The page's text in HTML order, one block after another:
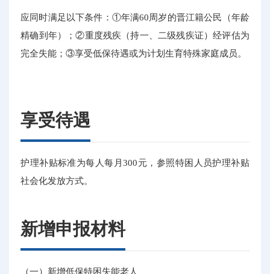
应同时满足以下条件：①年满60周岁的晋江籍公民（年龄
精确到年）；②重度残疾（持一、二级残疾证）经评估为
完全失能；③享受低保待遇或为计划生育特殊家庭成员。
享受待遇
护理补贴标准为每人每月300元，参照特困人员护理补贴
社会化发放方式。
新增申报材料
（一）新增低保特困失能老人